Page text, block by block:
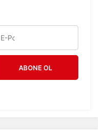
ABONE OL